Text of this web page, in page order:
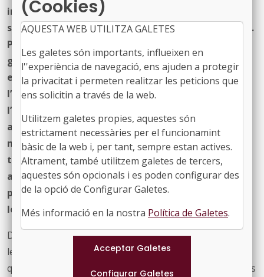
important, tenint en compte que les mesures
s’anuncien i s’apliquen en molt poc marge de temps.
Per tant, l’únic que traslladem com a responsables i
gestors d’aquest 75% d’instal·lacions és que hi hagi
el temps suficient entre la presa de decisions i
l’aplicació i entrada en vigor per poder garantir
l’activitat de l’esport. Per a molts ajuntaments
aplicar noves mesures vol dir reconfigurar una part
molt important. En aquest sentit, reclamem que es
tingui en compte que la capacitat de reacció dels
ajuntaments és limitada i que no s’oblidi a l’hora de
prendre les decisions, tenint en compte que totes
les peticions que s’han fet són totalment lícites
Des del Departament es va insistir en què s’ha d’anar
lentament i sense assumir cap risc, definint pas a pas
quines mesures es poden relaxar i prioritzant els àmbits
(Cookies)
AQUESTA WEB UTILITZA GALETES
Les galetes són importants, influeixen en
l''experiència de navegació, ens ajuden a protegir
la privacitat i permeten realitzar les peticions que
ens solicitin a través de la web.
Utilitzem galetes propies, aquestes són
estrictament necessàries per el funcionamint
bàsic de la web i, per tant, sempre estan actives.
Altrament, també utilitzem galetes de tercers,
aquestes són opcionals i es poden configurar des
de la opció de Configurar Galetes.
Més informació en la nostra Política de Galetes.